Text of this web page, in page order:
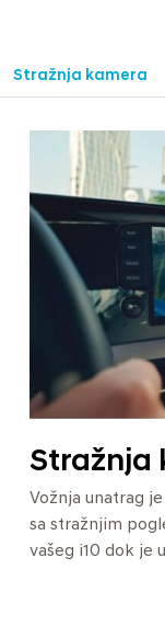
Stražnja kamera
Stražnja
Vožnja unatrag
sa stražnjim
vašeg i10 dok je